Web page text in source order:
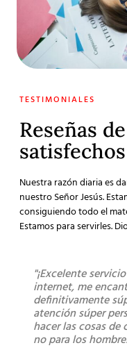
TESTIMONIALES
Reseñas
satisfechos
Nuestra razón diaria es
nuestro Señor Jesús.
consiguiendo todo el
Estamos para servirles.
"¡Excelente
internet, me
definitivamente
atención súper
hacer las cosas de
no para los